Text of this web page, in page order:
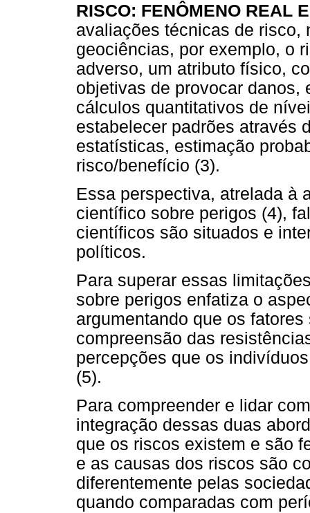
RISCO: FENÔMENO REAL
avaliações técnicas de risco,
geociências, por exemplo, o
adverso, um atributo físico,
objetivas de provocar danos,
cálculos quantitativos de
estabelecer padrões através
estatísticas, estimação
risco/benefício (3).
Essa perspectiva, atrelada à
científico sobre perigos (4),
científicos são situados e
políticos.
Para superar essas
sobre perigos enfatiza o
argumentando que os
compreensão das
percepções que os
(5).
Para compreender e lidar
integração dessas duas
que os riscos existem e são
e as causas dos riscos são
diferentemente pelas
quando comparadas com